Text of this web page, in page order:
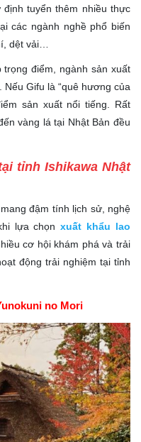
tuyển thêm nhiều thực
các ngành nghề phổ biến
dệt vải…
điểm, ngành sản xuất
Gifu là “quê hương của
sản xuất nổi tiếng. Rất
vàng lá tại Nhật Bản đều
tỉnh Ishikawa Nhật
đậm tính lịch sử, nghệ
lựa chọnxuất khẩu lao
cơ hội khám phá và trải
động trải nghiệm tại tỉnh
no Mori